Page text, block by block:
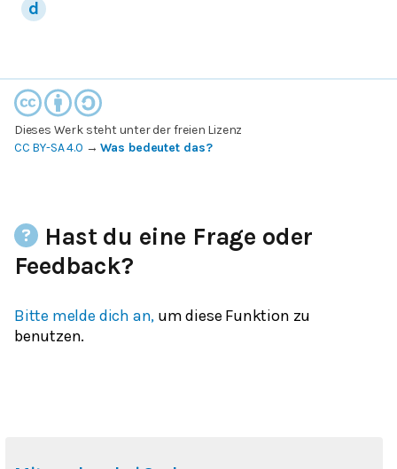
Dieses Werk steht unter der freien Lizenz
CC BY-SA 4.0 →Was bedeutet das?
Hast du eine Frage oder
Feedback?
Bitte melde dich an, um diese Funktion zu
benutzen.